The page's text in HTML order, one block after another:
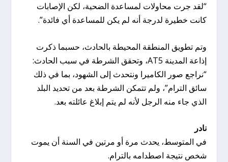
“لقد جرت محاولات لمساعدة الضحية، لكن الإصابات
كانت خطيرة لدرجة أنه لم يكن للمساعدة أي فائدة”.
وتم تطويق المنطقة المحيطة بالحادث، حسبما ذكرت
إذاعة المدينة AT5، وتحقق الشرطة في سبب الحادث:
“نراجع صور الكاميرا ونتحدث إلى الشهود، بما في ذلك
سائق الترام”، ولم تتمكن الشرطة بعد من تحديد البلد
الذي جاء منه الرجل لأنه لم يتم إبلاغ عائلته بعد.
نادر
في المتوسط، يحدث مرة أو مرتين في السنة أن يموت
شخص نتيجة اصطدامه بالترام.